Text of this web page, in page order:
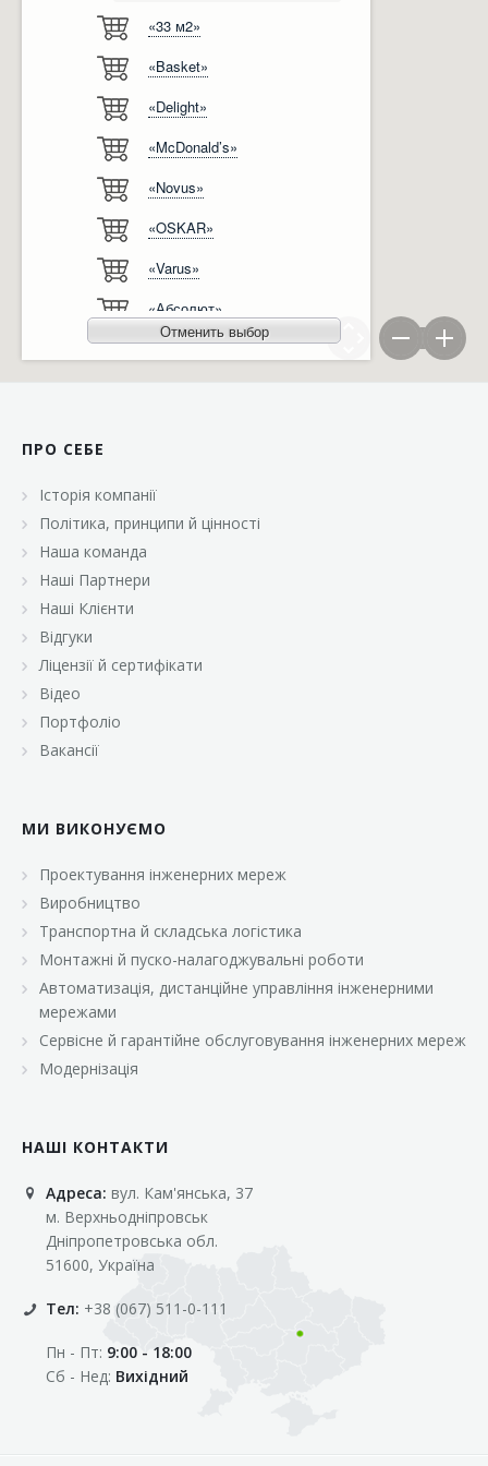
Ліцензії, сертифікати, дипломи
Автоматизація
Модернізація
«33 м2»
«Basket»
«Delight»
«McDonald’s»
«Novus»
«OSKAR»
«Varus»
«Абсолют»
«Агро-Овен»
«Велмарт»
«ВК Експресс»
«Класс»
«Континент»
«Малинка»
«Марс»
«Оптовичок»
«Свіжачок»
«Сільпо»
«Фора»
«Фреш»
«Фуршет»
«Цент»
Отменить выбор
ПРО СЕБЕ
Історія компанії
Політика, принципи й цінності
Наша команда
Наші Партнери
Наші Клієнти
Відгуки
Ліцензії й сертифікати
Відео
Портфоліо
Вакансії
МИ ВИКОНУЄМО
Проектування інженерних мереж
Виробництво
Транспортна й складська логістика
Монтажні й пуско-налагоджувальні роботи
Автоматизація, дистанційне управління інженерними
мережами
Сервісне й гарантійне обслуговування інженерних мереж
Модернізація
НАШІ КОНТАКТИ
Адреса: вул. Кам'янська, 37
м. Верхньодніпровськ
Дніпропетровська обл.
51600, Україна
Тел: +38 (067) 511-0-111
Пн - Пт: 9:00 - 18:00
Сб - Нед: Вихідний